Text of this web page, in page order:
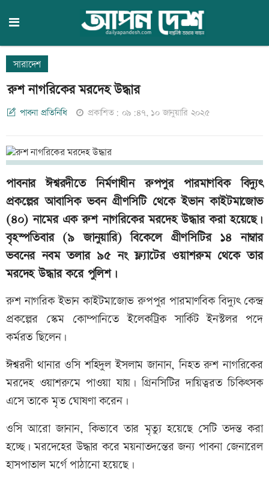
সারাদেশ
রুশ নাগরিকের মরদেহ উদ্ধার
পাবনা প্রতিনিধি প্রকাশিত: ০৯:৪৭, ১০ জানুয়ারি ২০২৫
পাবনার ঈশ্বরদীতে নির্মণাধীন রুপপুর পারমাণবিক বিদ্যুৎ
প্রকল্পের আবাসিক ভবন গ্রীণসিটি থেকে ইভান কাইটমাজোভ
(৪০) নামের এক রুশ নাগরিকের মরদেহ উদ্ধার করা হয়েছে।
বৃহস্পতিবার (৯ জানুয়ারি) বিকেলে গ্রীণসিটির ১৪ নাম্বার
ভবনের নবম তলার ৯৫ নং ফ্ল্যাটের ওয়াশরুম থেকে তার
মরদেহ উদ্ধার করে পুলিশ।
রুশ নাগরিক ইভান কাইটমাজোভ রুপপুর পারমাণবিক বিদ্যুৎ কেন্দ্র
প্রকল্পের স্কেম কোম্পানিতে ইলেকট্রিক সার্কিট ইনস্টলর পদে
কর্মরত ছিলেন।
ঈশ্বরদী থানার ওসি শহিদুল ইসলাম জানান, নিহত রুশ নাগরিকের
মরদেহ ওয়াশরুমে পাওয়া যায়। গ্রিনসিটির দায়িত্বরত চিকিৎসক
এসে তাকে মৃত ঘোষণা করেন।
ওসি আরো জানান, কিভাবে তার মৃত্যু হয়েছে সেটি তদন্ত করা
হচ্ছে। মরদেহের উদ্ধার করে ময়নাতদন্তের জন্য পাবনা জেনারেল
হাসপাতাল মর্গে পাঠানো হয়েছে।